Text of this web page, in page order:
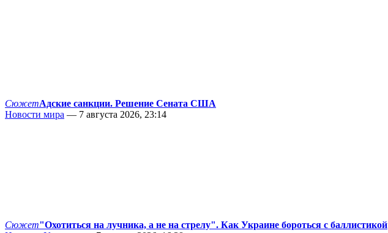
СюжетАдские санкции. Решение Сената США
Новости мира — 7 августа 2026, 23:14
Сюжет"Охотиться на лучника, а не на стрелу". Как Украине бороться с баллистикой